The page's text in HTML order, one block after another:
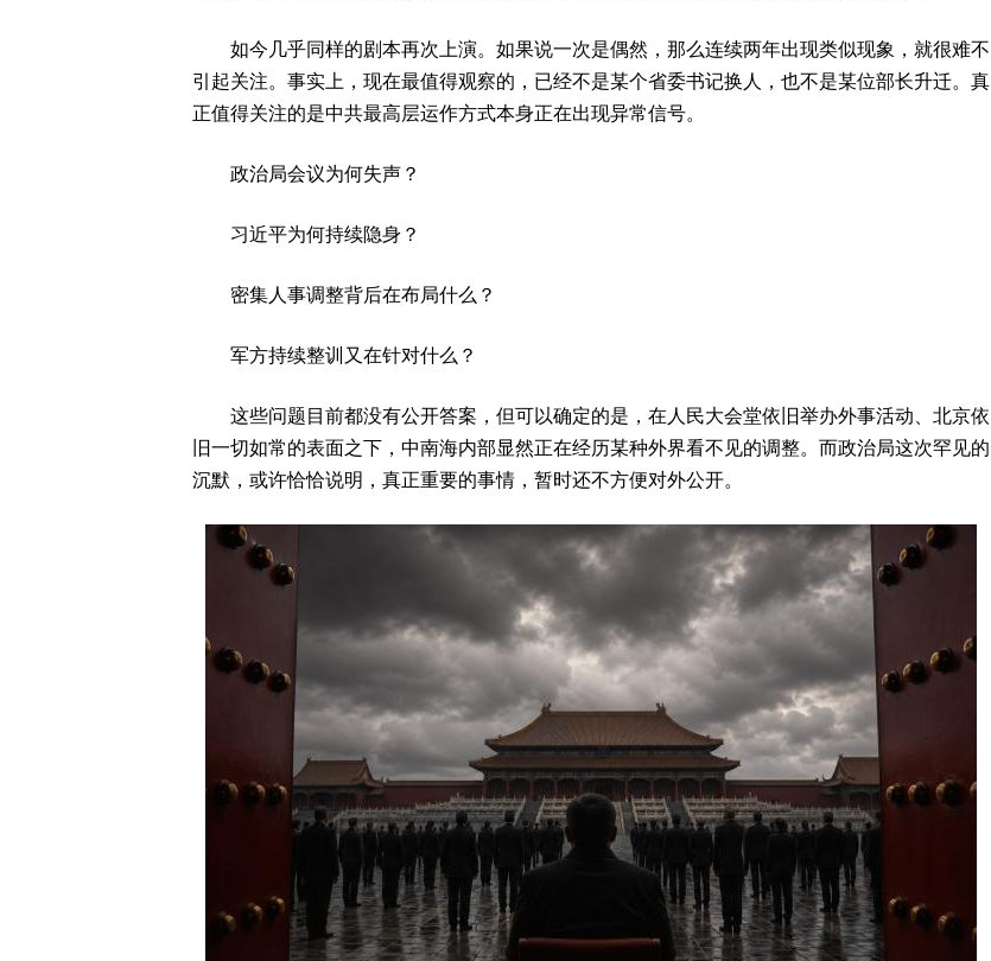
如今几乎同样的剧本再次上演。如果说一次是偶然，那么连续两年出现类似现象，就很难不
引起关注。事实上，现在最值得观察的，已经不是某个省委书记换人，也不是某位部长升迁。真
正值得关注的是中共最高层运作方式本身正在出现异常信号。
政治局会议为何失声？
习近平为何持续隐身？
密集人事调整背后在布局什么？
军方持续整训又在针对什么？
这些问题目前都没有公开答案，但可以确定的是，在人民大会堂依旧举办外事活动、北京依
旧一切如常的表面之下，中南海内部显然正在经历某种外界看不见的调整。而政治局这次罕见的
沉默，或许恰恰说明，真正重要的事情，暂时还不方便对外公开。